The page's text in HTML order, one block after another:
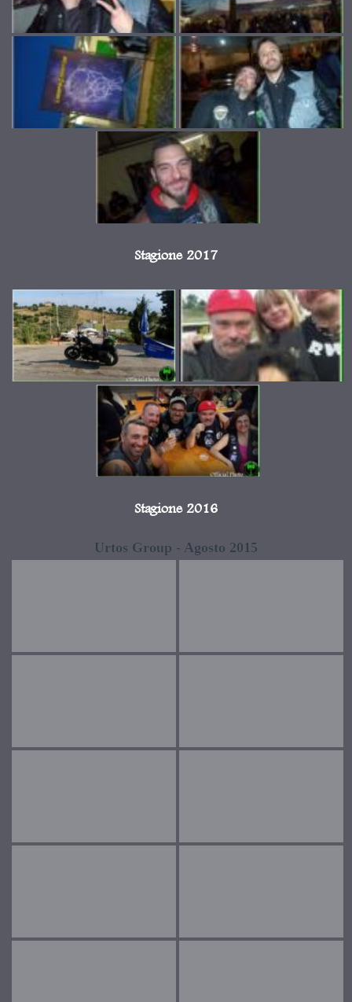
Stagione 2017
Stagione 2016
Urtos Group - Agosto 2015